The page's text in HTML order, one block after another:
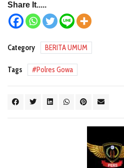
Share It.....
Category BERITA UMUM
Tags Polres Gowa